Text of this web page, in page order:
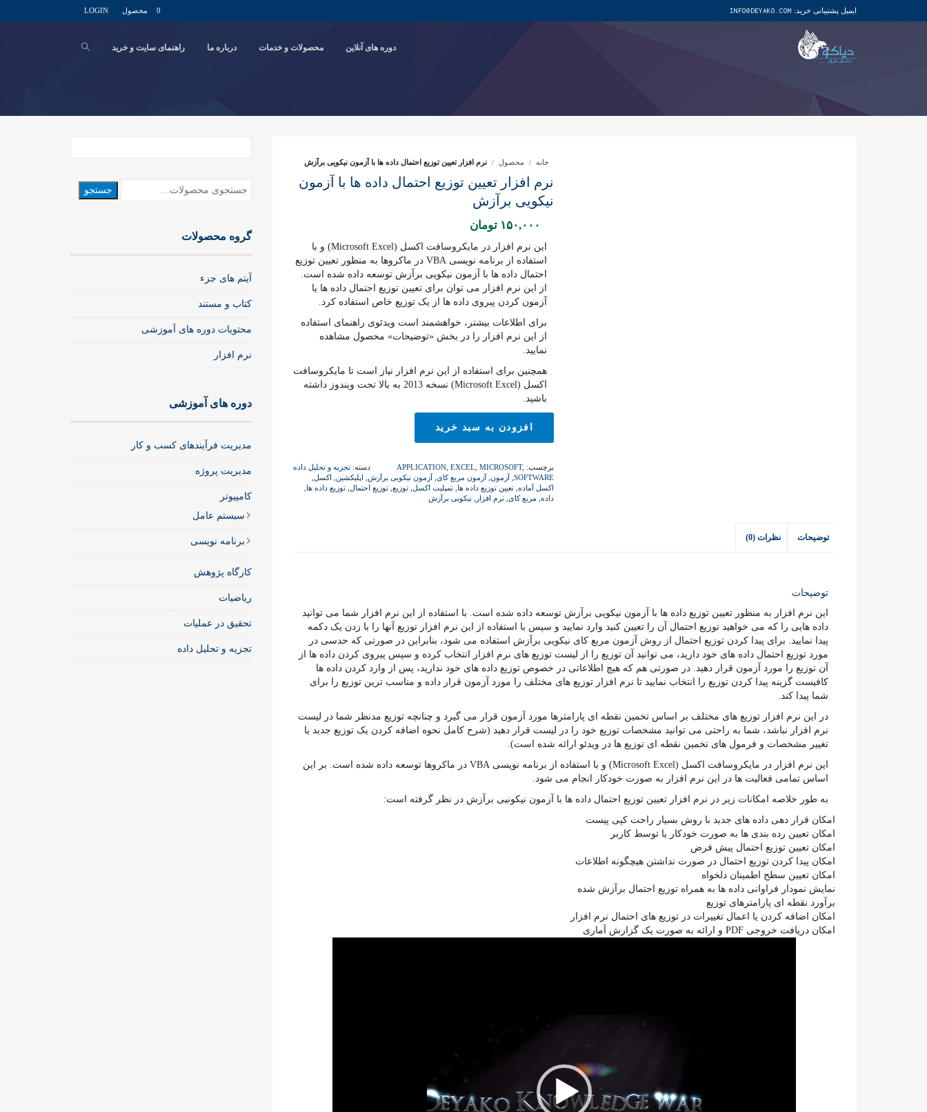
ایمیل پشتیبانی خرید: INFO@DEYAKO.COM
LOGIN 0 محصول
دوره های آنلاین محصولات و خدمات درباره ما راهنمای سایت و خرید
خانه محصول نرم افزار تعیین توزیع احتمال داده ها با آزمون نیکویی برآزش
نرم افزار تعیین توزیع احتمال داده ها با آزمون
نیکویی برآزش
۱۵۰,۰۰۰ تومان
این نرم افزار در مایکروسافت اکسل (Microsoft Excel) و با
استفاده از برنامه نویسی VBA در ماکروها به منظور تعیین توزیع
احتمال داده ها با آزمون نیکویی برآزش توسعه داده شده است.
از این نرم افزار می توان برای تعیین توزیع احتمال داده ها یا
آزمون کردن پیروی داده ها از یک توزیع خاص استفاده کرد.
برای اطلاعات بیشتر، خواهشمند است ویدئوی راهنمای استفاده
از این نرم افزار را در بخش «توضیحات» محصول مشاهده
نمایید.
همچنین برای استفاده از این نرم افزار نیاز است تا مایکروسافت
اکسل (Microsoft Excel) نسخه 2013 به بالا تحت ویندوز داشته
باشید.
افزودن به سبد خرید
دسته:تجزیه و تحلیل داده برچسب: APPLICATION ,EXCEL ,MICROSOFT,
SOFTWARE
, آزمون, آزمون مربع کای, آزمون نیکویی برآزش اپلیکشین اکسل
اکسل آماده, تعیین توزیع داده ها تمپلیت اکسل توزیع توزیع احتمال توزیع داده ها
داده, مربع کای, نرم افزار نیکویی برآزش
توضیحات نظرات (0)
توضیحات
این نرم افزار به منظور تعیین توزیع داده ها با آزمون نیکویی برآزش توسعه داده شده است. با استفاده از این نرم افزار شما می توانید
داده هایی را که می خواهید توزیع احتمال آن را تعیین کنید وارد نمایید و سپس با استفاده از این نرم افزار توزیع آنها را با زدن یک دکمه
پیدا نمایید. برای پیدا کردن توزیع احتمال از روش آزمون مربع کای نیکویی برآزش استفاده می شود، بنابراین در صورتی که حدسی در
مورد توزیع احتمال داده های خود دارید، می توانید آن توزیع را از لیست توزیع های نرم افزار انتخاب کرده و سپس پیروی کردن داده ها از
آن توزیع را مورد آزمون قرار دهید. در صورتی هم که هیچ اطلاعاتی در خصوص توزیع داده های خود ندارید، پس از وارد کردن داده ها
کافیست گزینه پیدا کردن توزیع را انتخاب نمایید تا نرم افزار توزیع های مختلف را مورد آزمون قرار داده و مناسب ترین توزیع را برای
شما پیدا کند.
در این نرم افزار توزیع های مختلف بر اساس تخمین نقطه ای پارامترها مورد آزمون قرار می گیرد و چنانچه توزیع مدنظر شما در لیست
نرم افزار نباشد، شما به راحتی می توانید مشخصات توزیع خود را در لیست قرار دهید (شرح کامل نحوه اضافه کردن یک توزیع جدید یا
تغییر مشخصات و فرمول های تخمین نقطه ای توزیع ها در ویدئو ارائه شده است).
این نرم افزار در مایکروسافت اکسل (Microsoft Excel) و با استفاده از برنامه نویسی VBA در ماکروها توسعه داده شده است. بر این
اساس تمامی فعالیت ها در این نرم افزار به صورت خودکار انجام می شود.
به طور خلاصه امکانات زیر در نرم افزار تعیین توزیع احتمال داده ها با آزمون نیکونیی برآزش در نظر گرفته است:
امکان قرار دهی داده های جدید با روش بسیار راحت کپی پیست
امکان تعیین رده بندی ها به صورت خودکار یا توسط کاربر
امکان تعیین توزیع احتمال پیش فرض
امکان پیدا کردن توزیع احتمال در صورت نداشتن هیچگونه اطلاعات
امکان تعیین سطح اطمینان دلخواه
نمایش نمودار فراوانی داده ها به همراه توزیع احتمال برآزش شده
برآورد نقطه ای پارامترهای توزیع
امکان اضافه کردن یا اعمال تغییرات در توزیع های احتمال نرم افزار
امکان دریافت خروجی PDF و ارائه به صورت یک گزارش آماری
جستجو
گروه محصولات
آیتم های جزء
کتاب و مستند
محتویات دوره های آموزشی
نرم افزار
دوره های آموزشی
مدیریت فرآیندهای کسب و کار
مدیریت پروژه
کامپیوتر
سیستم عامل
برنامه نویسی
کارگاه پژوهش
ریاضیات
تحقیق در عملیات
تجزیه و تحلیل داده